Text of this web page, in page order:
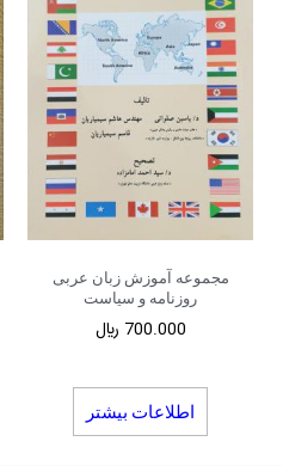
مجموعه آموزش زبان عربی
روزنامه و سیاست
700.000 ﷼
اطلاعات بیشتر